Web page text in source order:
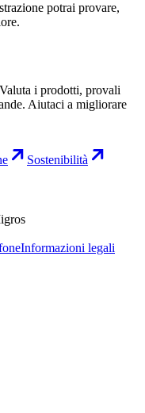
potrai provare,
i prodotti, provali
Aiutaci a migliorare
Sostenibilità
Informazioni legali